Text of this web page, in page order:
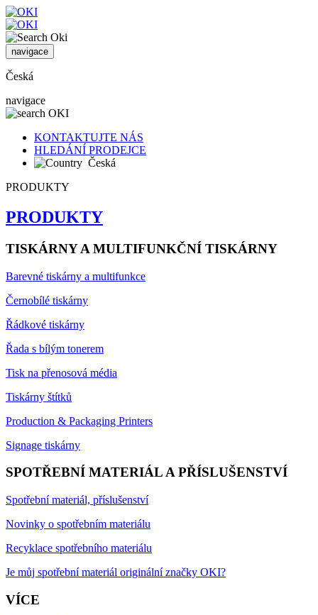
navigace
Česká
navigace
KONTAKTUJTE NÁS
HLEDÁNÍ PRODEJCE
Česká
PRODUKTY
PRODUKTY
TISKÁRNY A MULTIFUNKČNÍ TISKÁRNY
Barevné tiskárny a multifunkce
Černobílé tiskárny
Řádkové tiskárny
Řada s bílým tonerem
Tisk na přenosová média
Tiskárny štítků
Production & Packaging Printers
Signage tiskárny
SPOTŘEBNÍ MATERIÁL A PŘÍSLUŠENSTVÍ
Spotřební materiál, příslušenství
Novinky o spotřebním materiálu
Recyklace spotřebního materiálu
Je můj spotřební materiál originální značky OKI?
VÍCE